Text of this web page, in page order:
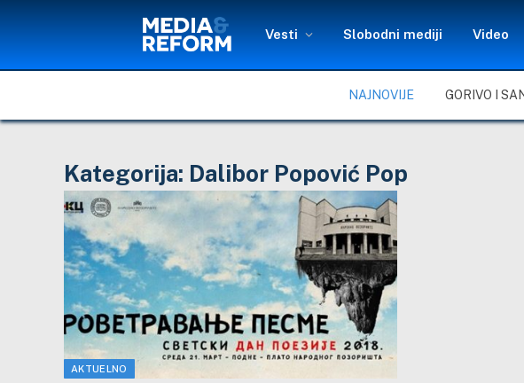
Vesti Slobodni mediji Video
NAJNOVIJE
Kategorija: Dalibor Popović Pop
AKTUELNO